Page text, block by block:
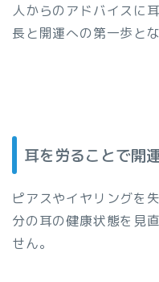
人からのアドバイスに
長と開運への第一歩と
耳を労ることで開
ピアスやイヤリングを
分の耳の健康状態を見
せん。